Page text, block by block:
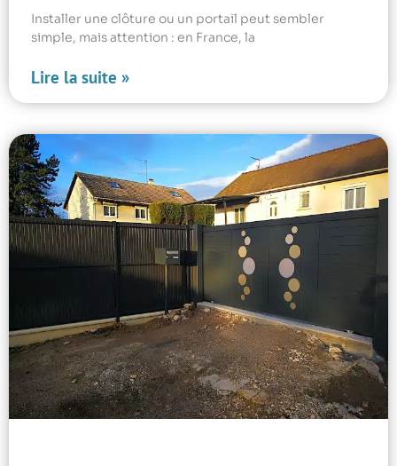
Installer une clôture ou un portail peut sembler
simple, mais attention : en France, la
Lire la suite »